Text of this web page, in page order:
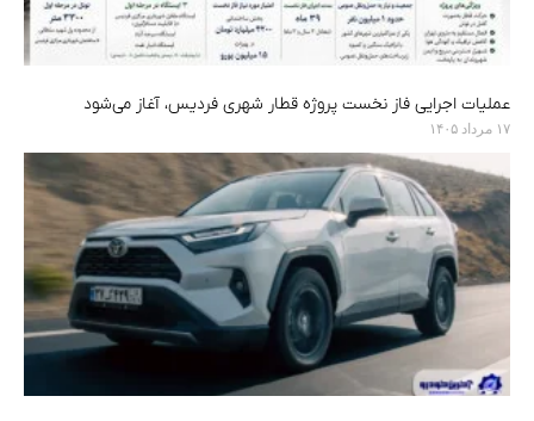
عملیات اجرایی فاز نخست پروژه قطار شهری فردیس، آغاز می‌شود
۱۷ مرداد ۱۴۰۵